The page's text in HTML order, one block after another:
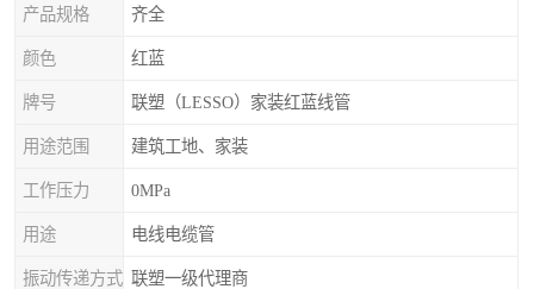
产品规格 齐全
颜色 红蓝
牌号 联塑（LESSO）家装红蓝线管
用途范围 建筑工地、家装
工作压力 0MPa
用途 电线电缆管
振动传递方式 联塑一级代理商